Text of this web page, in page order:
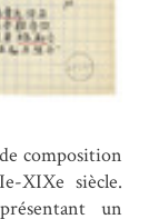
composition
XIXe siècle.
un